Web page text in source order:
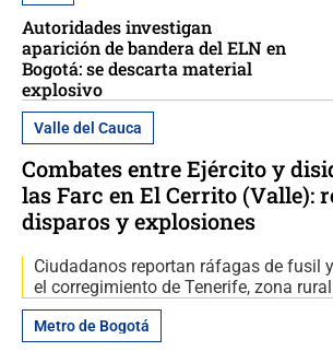
Autoridades investigan
aparición de bandera del ELN en
Bogotá: se descarta material
explosivo
Valle del Cauca
Combates entre Ejército y
las Farc en El Cerrito (Valle):
disparos y explosiones
Ciudadanos reportan ráfagas de fusil
el corregimiento de Tenerife, zona
Metro de Bogotá